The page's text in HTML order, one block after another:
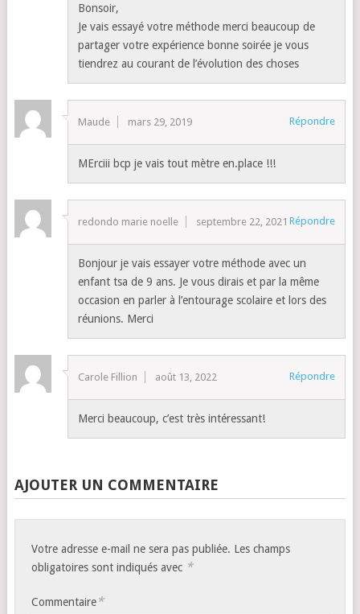
Bonsoir,
Je vais essayé votre méthode merci beaucoup de
partager votre expérience bonne soirée je vous
tiendrez au courant de l’évolution des choses
Maude mars 29, 2019 Répondre
MErciii bcp je vais tout mètre en.place !!!
redondo marie noelle septembre 22, 2021 Répondre
Bonjour je vais essayer votre méthode avec un
enfant tsa de 9 ans. Je vous dirais et par la même
occasion en parler à l’entourage scolaire et lors des
réunions. Merci
Carole Fillion août 13, 2022 Répondre
Merci beaucoup, c’est très intéressant!
AJOUTER UN COMMENTAIRE
Votre adresse e-mail ne sera pas publiée. Les champs
obligatoires sont indiqués avec *
Commentaire*